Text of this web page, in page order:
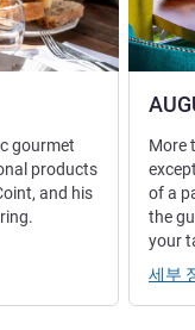
gourmet
products
and his
More
of a
the
your
세부